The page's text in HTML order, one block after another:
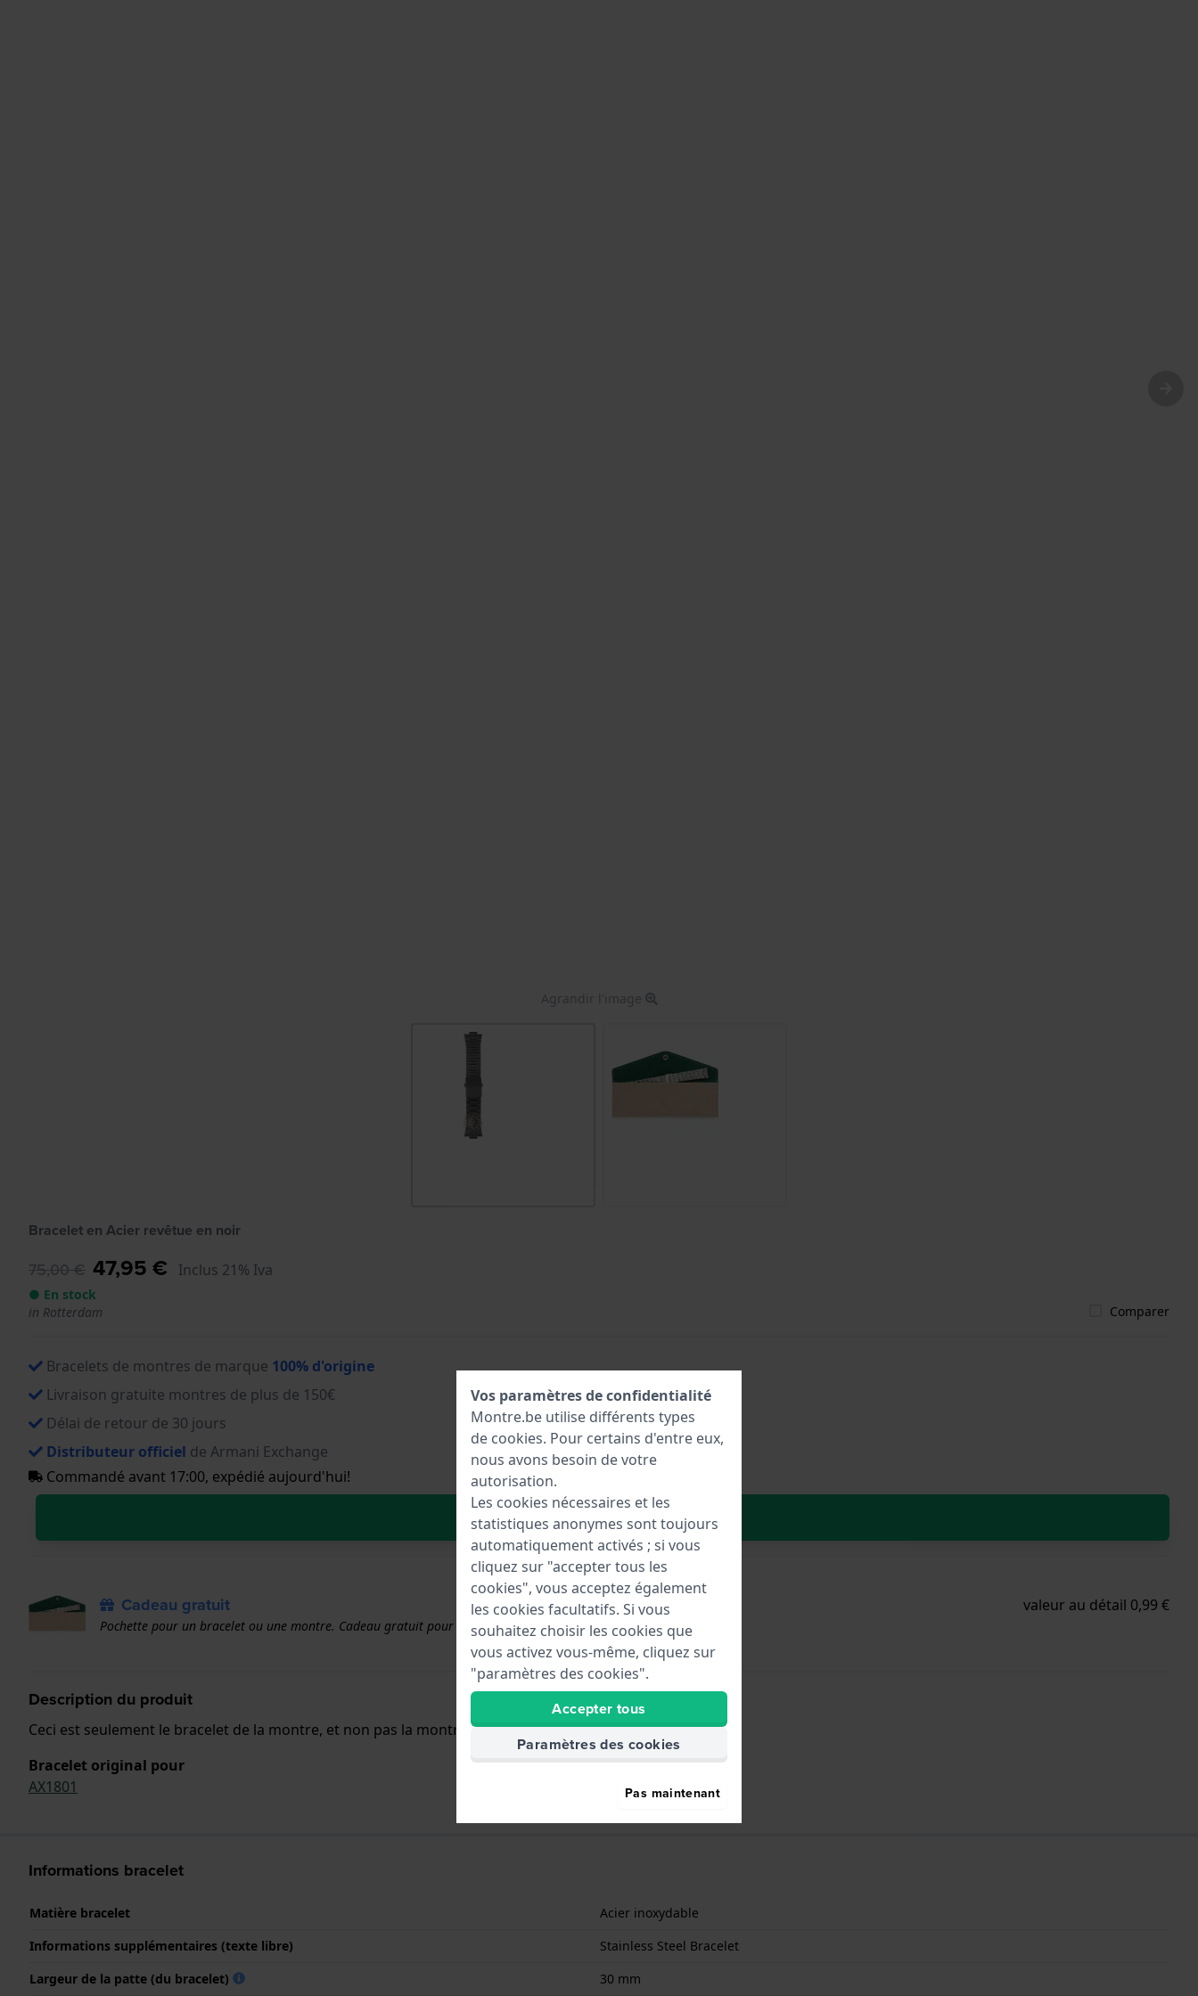
Agrandir l'image
Bracelet en Acier revêtue en noir
75,00 € 47,95 € Inclus 21% Iva
● En stock
in Rotterdam
Comparer
Bracelets de montres de marque 100% d'origine
Livraison gratuite montres de plus de 150€
Délai de retour de 30 jours
Distributeur officiel de Armani Exchange
Commandé avant 17:00, expédié aujourd'hui!
Dans le Panier
Cadeau gratuit valeur au détail 0,99 €
Pochette pour un bracelet ou une montre. Cadeau gratuit pour les bracelets d'une valeur supérieure à 50 €.
Description du produit
Ceci est seulement le bracelet de la montre, et non pas la montre complète.
Bracelet original pour
AX1801
Informations bracelet
Matière bracelet
Acier inoxydable
Informations supplémentaires (texte libre)
Stainless Steel Bracelet
Largeur de la patte (du bracelet)
30 mm
Vos paramètres de confidentialité
Montre.be utilise différents types
de cookies. Pour certains d'entre eux,
nous avons besoin de votre
autorisation.
Les cookies nécessaires et les
statistiques anonymes sont toujours
automatiquement activés ; si vous
cliquez sur "accepter tous les
cookies", vous acceptez également
les cookies facultatifs. Si vous
souhaitez choisir les cookies que
vous activez vous-même, cliquez sur
"paramètres des cookies".
Accepter tous
Paramètres des cookies
Pas maintenant